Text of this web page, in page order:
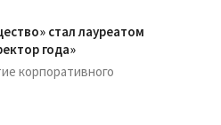
стал лауреатом
года»
корпоративного